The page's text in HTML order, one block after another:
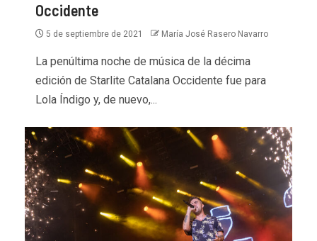
Occidente
5 de septiembre de 2021 María José Rasero Navarro
La penúltima noche de música de la décima
edición de Starlite Catalana Occidente fue para
Lola Índigo y, de nuevo,...